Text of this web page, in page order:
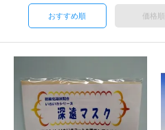
おすすめ順 価格順